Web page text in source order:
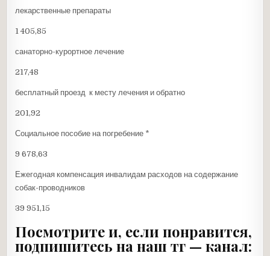
лекарственные препараты
1 405,85
санаторно-курортное лечение
217,48
бесплатный проезд к месту лечения и обратно
201,92
Социальное пособие на погребение *
9 678,63
Ежегодная компенсация инвалидам расходов на содержание
собак-проводников
39 951,15
Посмотрите и, если понравится,
подпишитесь на наш тг — канал: